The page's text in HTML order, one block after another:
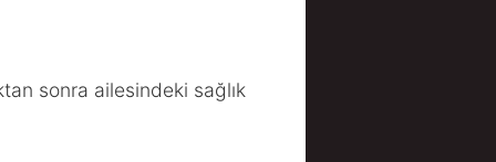
sonra ailesindeki sağlık